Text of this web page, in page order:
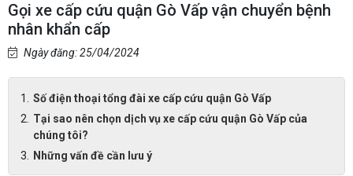
Gọi xe cấp cứu quận Gò Vấp vận chuyển bệnh
nhân khẩn cấp
Ngày đăng: 25/04/2024
Số điện thoại tổng đài xe cấp cứu quận Gò Vấp
Tại sao nên chọn dịch vụ xe cấp cứu quận Gò Vấp của
chúng tôi?
Những vấn đề cần lưu ý